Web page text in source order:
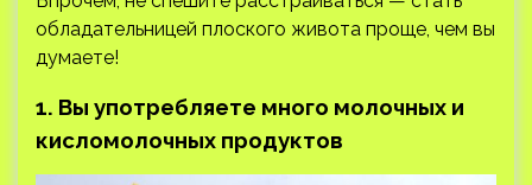
обладательницей плоского живота проще, чем вы
думаете!
1. Вы употребляете много молочных и
кисломолочных продуктов